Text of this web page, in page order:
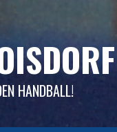
HANDBALL!